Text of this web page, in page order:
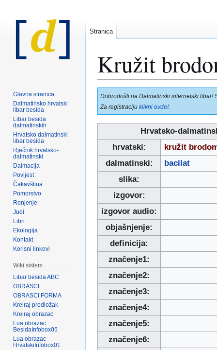
Kružit
Prijeđi
na
navigaciju
Prijeđi
na
pretraživanje
Dobrodošli na Dalmatinski internetski libar!
Za registraciju klikni ovde!
Hrvatsko-
hrvatski:
kružit
dalmatinski:
bacilat
slika:
izgovor:
izgovor audio:
objašnjenje:
definicija:
značenje1:
značenje2:
značenje3:
značenje4:
značenje5:
značenje6:
Stranica
Glavna stranica
Dalmatinsko hrvatski
libar besida
Libar besida
dalmatinskih
Hrvatsko dalmatinski
libar besida
Rječnik hrvatsko-
dalmatinski
Dalmacija
Povijest
Čakavština
Pomorstvo
Ronjenje
Judi
Libri
Ekologija
Kontakt
Korisni linkovi
Wiki sistem
Libar besida ABC
OBRASCI
OBRASCI FORMA
Kreiraj predložak
Kreiraj obrazac
Lua obrazac
BesidaInfobox05
Lua obrazac
HrvatskiInfobox01